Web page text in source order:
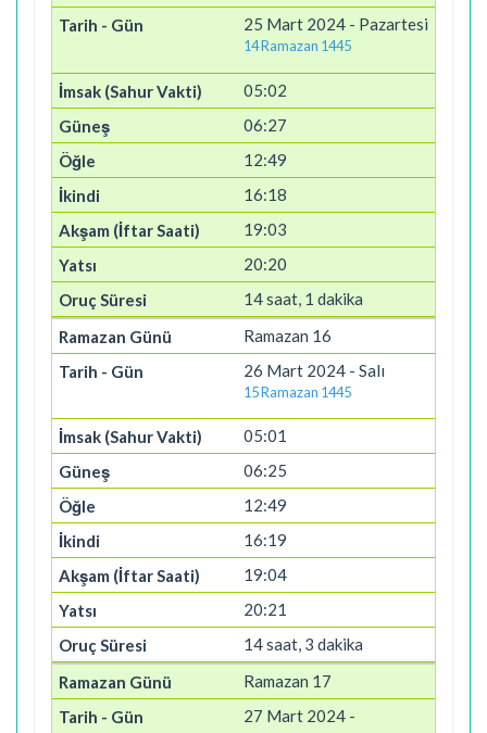
25 Mart 2024 - Pazartesi
14 Ramazan 1445
05:02
06:27
12:49
16:18
19:03
20:20
14 saat, 1 dakika
Ramazan 16
26 Mart 2024 - Salı
15 Ramazan 1445
05:01
06:25
12:49
16:19
19:04
20:21
14 saat, 3 dakika
Ramazan 17
27 Mart 2024 -